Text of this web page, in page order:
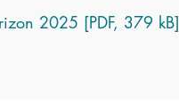
2025 [PDF, 379 kB]